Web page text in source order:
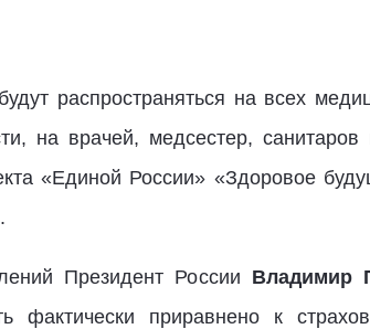
распространяться на всех
на врачей, медсестер,
«Единой России» «Здоровое
.
Президент России Владимир
фактически приравнено к